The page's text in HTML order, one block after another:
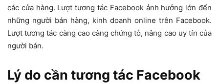
các cửa hàng. Lượt tương tác Facebook ảnh hưởng lớn đến
những người bán hàng, kinh doanh online trên Facebook.
Lượt tương tác càng cao càng chứng tỏ, nâng cao uy tín của
người bán.
Lý do cần tương tác Facebook